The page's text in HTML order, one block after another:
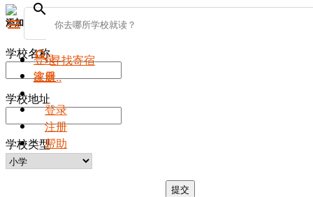
menu
search寻找寄宿
家庭..
登录
注册
帮助
添加新学校
学校名称
学校地址
学校类型
提交
search
登录
注册